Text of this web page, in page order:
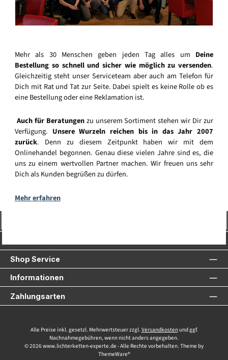
Mehr als 30 Menschen geben jeden Tag alles um Deine
Bestellung so schnell und sicher wie möglich zu versenden.
Gleichzeitig steht unser Serviceteam aber auch am Telefon für
Dich mit Rat und Tat zur Seite. Dabei spielt es keine Rolle ob es
eine Bestellung oder eine Reklamation ist.
Auch für Beratungenzu unserem Sortiment stehen wir Dir zur
Verfügung. Unsere Wurzeln reichen bis in das Jahr 2007
zurück. Denn zu diesem Zeitpunkt haben wir mit dem
Onlinehandel begonnen. Genau diese vielen Jahre sind es, die
uns zu einem wertvollen Partner machen. Wir freuen uns sehr
Dich als Kunden begrüßen zu dürfen.
Mehr erfahren
Shop Service
Informationen
Zahlungsarten
Alle Preise inkl. gesetzl. Mehrwertsteuer zzgl. Versandkostenund ggf.
Nachnahmegebühren, wenn nicht anders angegeben.
© 2026 www.lichterketten-experte.de - Alle Rechte vorbehalten. Theme by
ThemeWare®